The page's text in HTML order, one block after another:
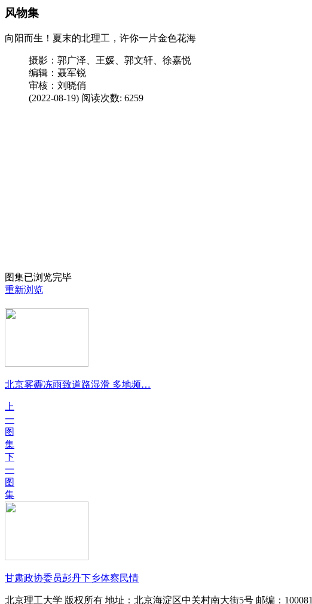
风物集
向阳而生！夏末的北理工，许你一片金色花海
摄影：郭广泽、王媛、郭文轩、徐嘉悦
编辑：聂军锐
审核：刘晓俏
(2022-08-19) 阅读次数: 6259
图集已浏览完毕
重新浏览
北京雾霾冻雨致道路湿滑 多地频…
上
一
图
集
下
一
图
集
甘肃政协委员彭丹下乡体察民情
北京理工大学 版权所有 地址：北京海淀区中关村南大街5号 邮编：100081